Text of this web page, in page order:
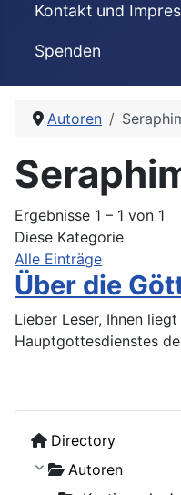
Kontakt und
Spenden
Directory
Autoren
Autoren
Ergebnisse 1 – 1 von 1
Diese Kategorie
Alle Einträge
Über die
Lieber Leser, Ihnen
Hauptgottesdienstes